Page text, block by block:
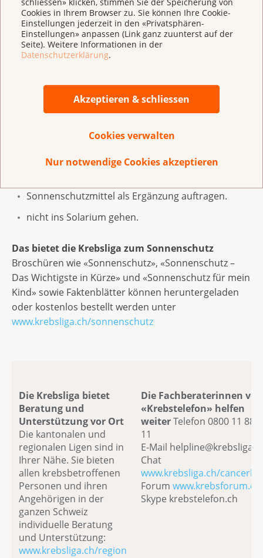
schliessen» klicken, stimmen Sie der Speicherung von
Cookies in Ihrem Browser zu. Sie können Ihre Cookie-
Einstellungen jederzeit in den «Privatsphären-
Einstellungen» anpassen (Link ganz zuunterst auf der
Seite). Weitere Informationen in der
Datenschutzerklärung.
Akzeptieren & schliessen
Cookies verwalten
Nur notwendige Cookies akzeptieren
Jahren verändernde, UV-intensive Freizeitverhalten;
häufige Sonnenurlaube sowie Solariumbesuche. Ein
weiterer Grund könnte sein, dass die sehr gute
medizinische Versorgung in der Schweiz es
als Erkrankung zu erfassen (Krebsregister).
Aus diesen Gründen empfiehlt die Krebsliga:
zwischen 11 und 15 Uhr im Schatten bleiben, denn
Sonnenschutzmittel als Ergänzung auftragen.
nicht ins Solarium gehen.
Das bietet die Krebsliga zum Sonnenschutz
Broschüren wie «Sonnenschutz», «Sonnenschutz –
Das Wichtigste in Kürze» und «Sonnenschutz für mein
Kind» sowie Faktenblätter können heruntergeladen
oder kostenlos bestellt werden unter
www.krebsliga.ch/sonnenschutz
Die Krebsliga bietet
Beratung und
Unterstützung vor Ort
Die kantonalen und
regionalen Ligen sind in
Ihrer Nähe. Sie bieten
allen krebsbetroffenen
Personen und ihren
Angehörigen in der
ganzen Schweiz
individuelle Beratung
und Unterstützung:
www.krebsliga.ch/region
Die Fachberaterinnen
«Krebstelefon» helfen
weiterTelefon 0800 11 88
11
E-Mail
Chat
www.krebsliga.ch/
Forum www.krebsforum.ch
Skype krebstelefon.ch